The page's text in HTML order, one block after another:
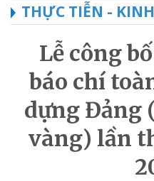
THỰC TIỄN -
Lễ công
báo chí
dựng Đảng
vàng) lần